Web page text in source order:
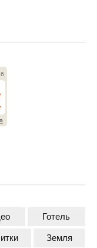
Готель
Земля